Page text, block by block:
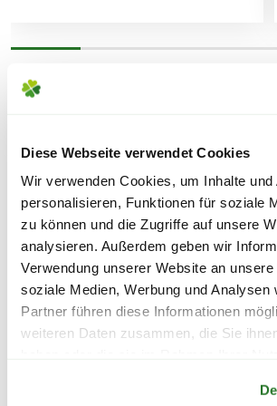
Diese Webseite verwendet Cookies
Wir verwenden Cookies, um Inhalte und
personalisieren, Funktionen für soziale
zu können und die Zugriffe auf unsere
analysieren. Außerdem geben wir
Verwendung unserer Website an
soziale Medien, Werbung und Analysen
Partner führen diese Informationen
weiteren Daten zusammen, die Sie
PAKETVERSAND
6,95€für Standardpakete
Zubehör)
7,95€für größere Pakete (z.B.
Erde)
SPERRGUTVERSAND
WEITERE PRODUKTE